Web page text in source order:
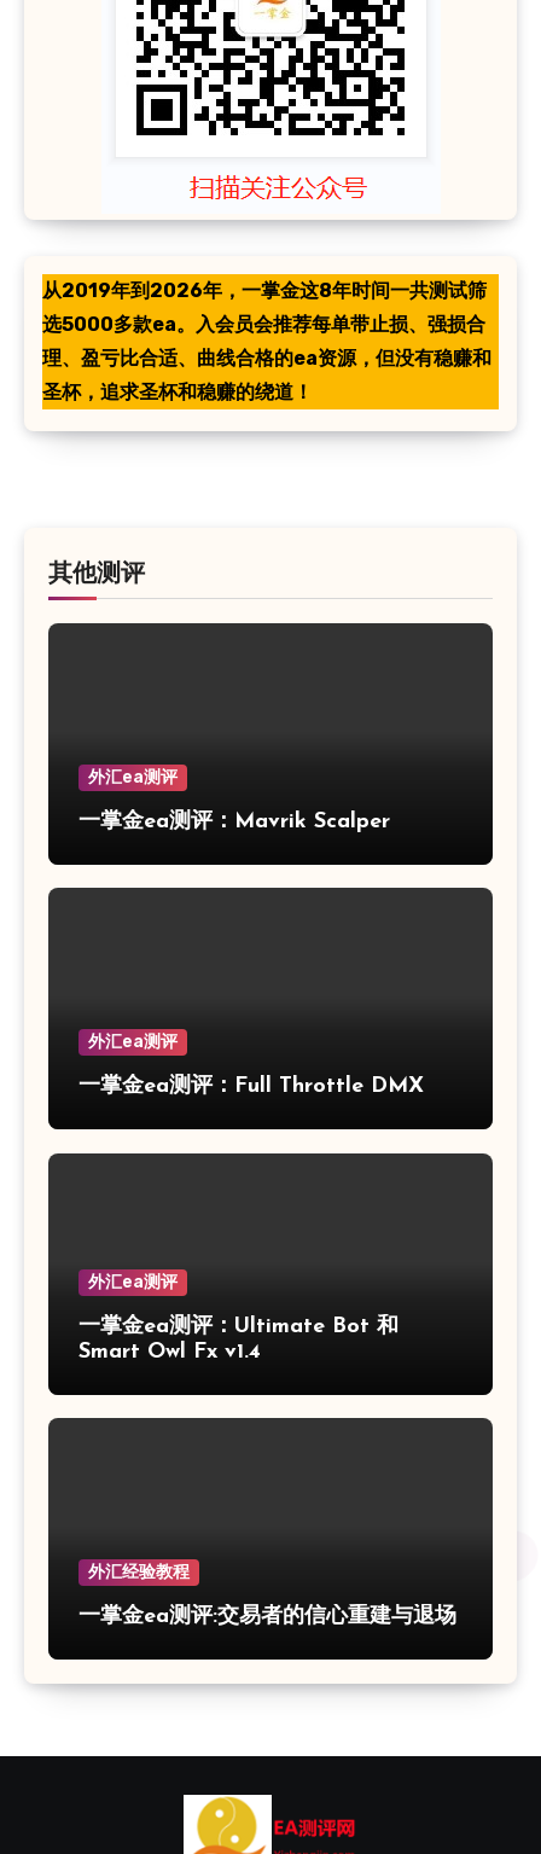
从2019年到2026年，一掌金这8年时间一共测试筛
选5000多款ea。入会员会推荐每单带止损、强损合
理、盈亏比合适、曲线合格的ea资源，但没有稳赚和
圣杯，追求圣杯和稳赚的绕道！
其他测评
外汇ea测评
一掌金ea测评：Mavrik Scalper
外汇ea测评
一掌金ea测评：Full Throttle DMX
外汇ea测评
一掌金ea测评：Ultimate Bot 和
Smart Owl Fx v1.4
外汇经验教程
一掌金ea测评:交易者的信心重建与退场